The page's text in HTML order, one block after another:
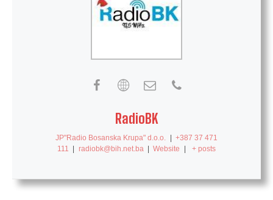
RadioBK
JP"Radio Bosanska Krupa" d.o.o.
+387 37 471
111
radiobk@bih.net.ba Website + posts